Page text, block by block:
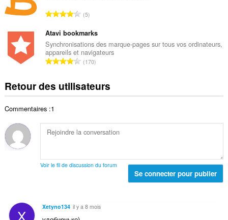
o
e
s
:
a
d
e
n
o
e
s
e
o
t
a
e
n
e
N
m
b
r
e
o
t
d
e
t
5
Atavi bookmarks
Synchronisations des marque-pages sur tous vos ordinateurs,
appareils et navigateurs
N
b
t
o
l
o
170
Retour des utilisateurs
Commentaires :1
Voir le fil de discussion du forum
Se connecter pour publier
X Xetyno134 il y a 8 mois